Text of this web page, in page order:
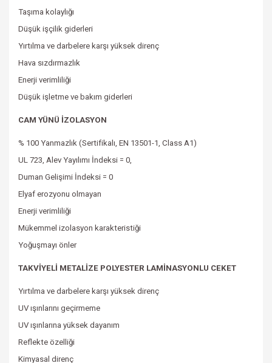
Taşıma kolaylığı
Düşük işçilik giderleri
Yırtılma ve darbelere karşı yüksek direnç
Hava sızdırmazlık
Enerji verimliliği
Düşük işletme ve bakım giderleri
CAM YÜNÜ İZOLASYON
% 100 Yanmazlık (Sertifikalı, EN 13501-1, Class A1)
UL 723, Alev Yayılımı İndeksi = 0,
Duman Gelişimi İndeksi = 0
Elyaf erozyonu olmayan
Enerji verimliliği
Mükemmel izolasyon karakteristiği
Yoğuşmayı önler
TAKVİYELİ METALİZE POLYESTER LAMİNASYONLU CEKET
Yırtılma ve darbelere karşı yüksek direnç
UV ışınlarını geçirmeme
UV ışınlarına yüksek dayanım
Reflekte özelliği
Kimyasal direnç